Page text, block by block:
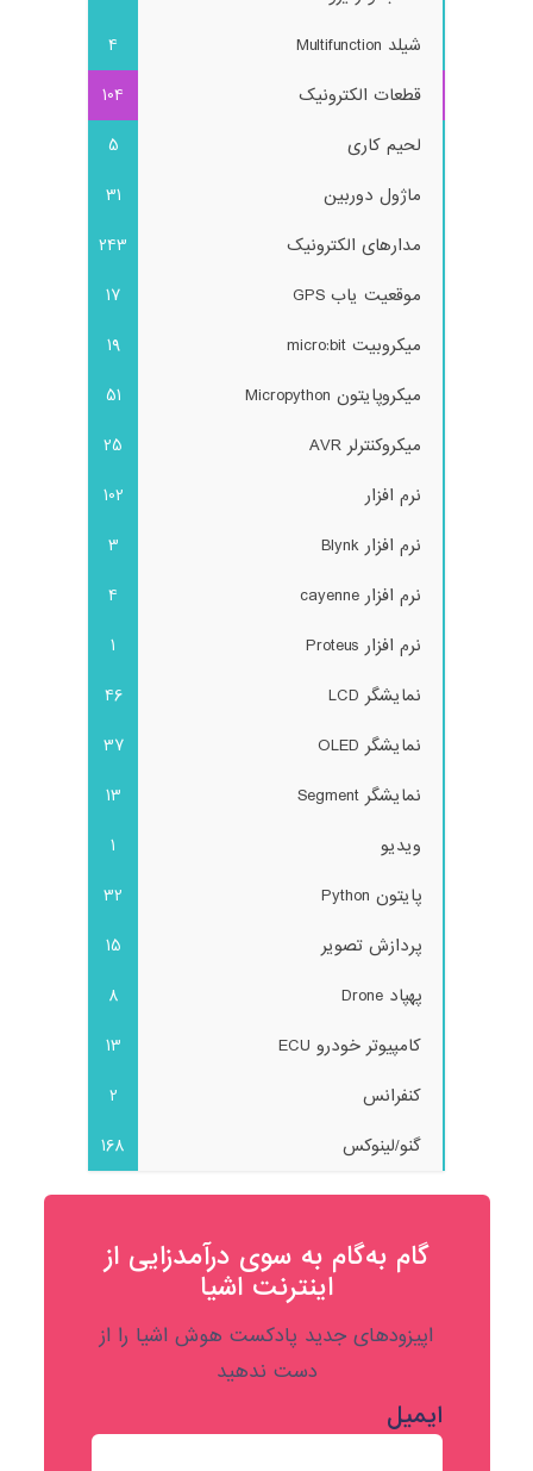
شیلد Multifunction
4
قطعات الکترونیک
104
لحیم کاری
5
ماژول دوربین
31
مدارهای الکترونیک
243
موقعیت یاب GPS
17
میکروبیت micro:bit
19
میکروپایتون Micropython
51
میکروکنترلر AVR
25
نرم افزار
102
نرم افزار Blynk
3
نرم افزار cayenne
4
نرم افزار Proteus
1
نمایشگر LCD
46
نمایشگر OLED
37
نمایشگر Segment
13
ویدیو
1
پایتون Python
32
پردازش تصویر
15
پهپاد Drone
8
کامپیوتر خودرو ECU
13
کنفرانس
2
گنو/لینوکس
168
گام به‌گام به‌ سوی درآمدزایی از
اینترنت اشیا
اپیزودهای جدید پادکست هوش اشیا را از
دست ندهید
ایمیل